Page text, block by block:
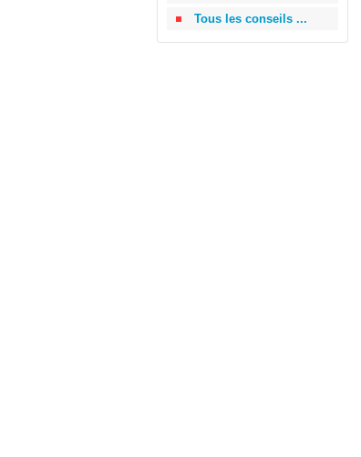
Tous les conseils ...